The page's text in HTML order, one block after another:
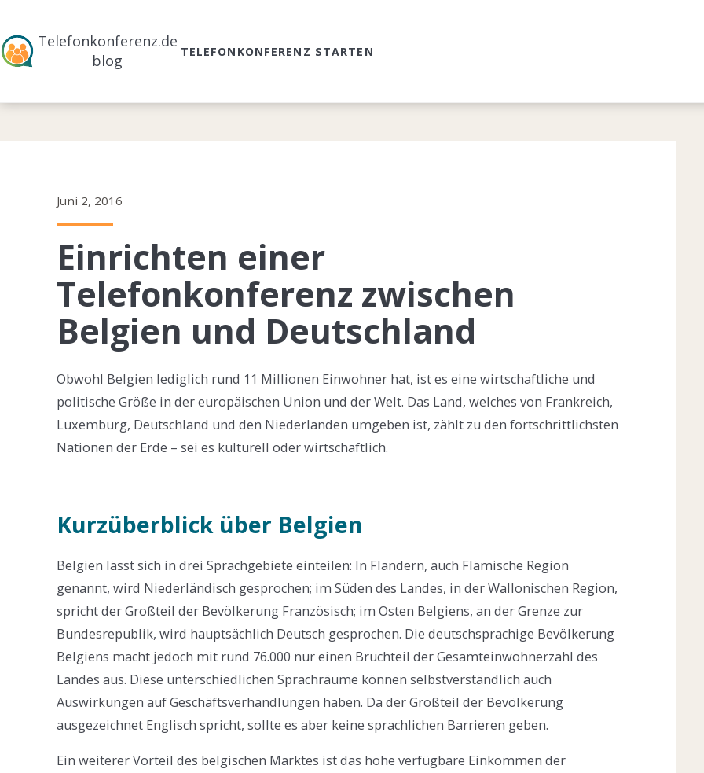
Telefonkonferenz.de
blog
TELEFONKONFERENZ STARTEN
Juni 2, 2016
Einrichten einer
Telefonkonferenz zwischen
Belgien und Deutschland
Obwohl Belgien lediglich rund 11 Millionen Einwohner hat, ist es eine wirtschaftliche und
politische Größe in der europäischen Union und der Welt. Das Land, welches von Frankreich,
Luxemburg, Deutschland und den Niederlanden umgeben ist, zählt zu den fortschrittlichsten
Nationen der Erde – sei es kulturell oder wirtschaftlich.
Kurzüberblick über Belgien
Belgien lässt sich in drei Sprachgebiete einteilen: In Flandern, auch Flämische Region
genannt, wird Niederländisch gesprochen; im Süden des Landes, in der Wallonischen Region,
spricht der Großteil der Bevölkerung Französisch; im Osten Belgiens, an der Grenze zur
Bundesrepublik, wird hauptsächlich Deutsch gesprochen. Die deutschsprachige Bevölkerung
Belgiens macht jedoch mit rund 76.000 nur einen Bruchteil der Gesamteinwohnerzahl des
Landes aus. Diese unterschiedlichen Sprachräume können selbstverständlich auch
Auswirkungen auf Geschäftsverhandlungen haben. Da der Großteil der Bevölkerung
ausgezeichnet Englisch spricht, sollte es aber keine sprachlichen Barrieren geben.
Ein weiterer Vorteil des belgischen Marktes ist das hohe verfügbare Einkommen der